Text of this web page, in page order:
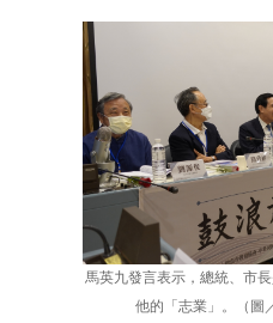
馬英九發言表示，總統、市
他的「志業」。（圖